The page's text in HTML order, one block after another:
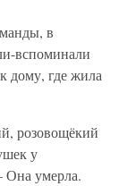
в
вспоминали
дому, где жила
розовощёкий
у
Она умерла.